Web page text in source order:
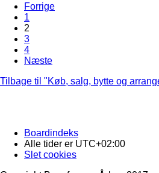
Forrige
1
2
3
4
Næste
Tilbage til "Køb, salg, bytte og
Boardindeks
Alle tider er UTC+02:00
Slet cookies